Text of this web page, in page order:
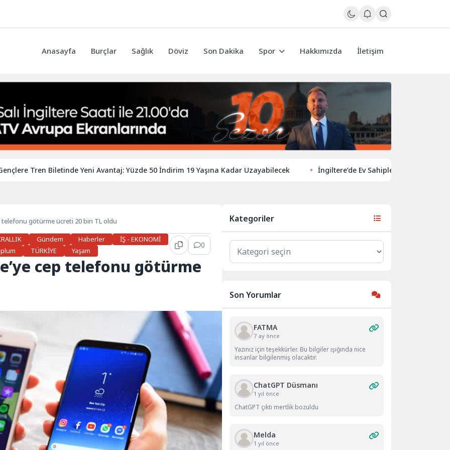
Anasayfa Burçlar Sağlık Döviz Son Dakika Spor Hakkımızda İletişim
Tren Biletinde Yeni Avantaj: Yüzde 50 İndirim 19 Yaşına Kadar Uzayabilecek İngiltere’de Ev Sahiplerinden Yeni Yönelim:
telefonu götürme ücreti 20 bin TL oldu
Gündem Haberler
İŞ - EKONOMİ
TÜRKİYE Yaşam
0
cep telefonu götürme
Kategoriler
Kategoriler
Son Yorumlar
FATMA
7 ay önce
Yazınız için teşekkürler. Bu bilgiler ışığında nice
insanlar bilgilenmiş olacaktır.
ChatGPT Düsmanı
1 yıl önce
ChatGPT çıktı mertlik bozuldu
Melda
1 yıl önce